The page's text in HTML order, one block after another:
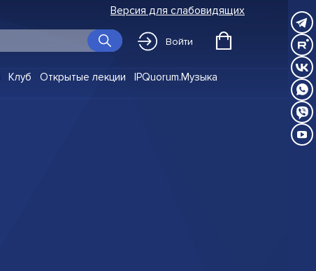
Версия для слабовидящих
Войти
Клуб Открытые лекции IPQuorum.Музыка